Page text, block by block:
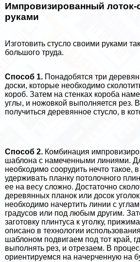
Импровизированный лоток-
руками
Изготовить стусло своими руками
большого труда.
Способ 1. Понадобятся три
доски, которые необходимо
короб. Затем на стенках короба
углы, и ножовкой выполняется рез.
получиться деревянное стусло, в
Способ 2. Комбинация
шаблона с намеченными линиями.
необходимо соорудить нечто такое,
удерживать планку потолочного
ее на весу сложно. Достаточно
деревянных планок или досок
необходимо начертить линии с
градусов или под любым другим.
заготовку плинтуса к уголку,
описано в технологии
шаблоном подвигаем под тот край,
выполнять рез, и отрезаем. В
ориентируемся на начерченную на